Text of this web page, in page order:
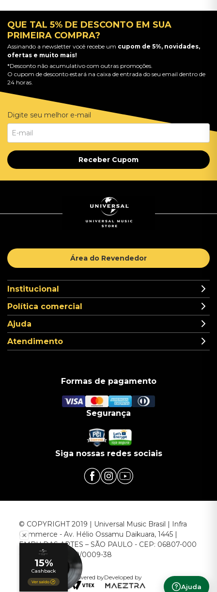
Ajuda
QUE TAL 5% DE DESCONTO EM SUA
PRIMEIRA COMPRA?
Assinando a newsletter você recebe um cupom de 5%, novidades,
ofertas e muito mais!
*Desconto não acumulativo com outras promoções.
O cupom de desconto estará na caixa de entrada do seu email dentro de
24 horas.
Digite seu melhor e-mail
Receber Cupom
Área do Revendedor
Institucional
Política comercial
Ajuda
Atendimento
Formas de pagamento
Segurança
Siga nossas redes sociais
© COPYRIGHT 2019 | Universal Music Brasil | Infra
Commerce - Av. Hélio Ossamu Daikuara, 1445 |
EMBU DAS ARTES – SÃO PAULO - CEP: 06807-000
CNPJ: 00.952.789/0009-38
Powered byDeveloped by